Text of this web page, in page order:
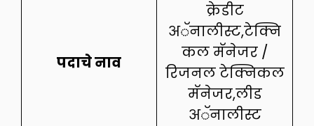
पदाचे नाव
क्रेडीट
अॅनालीस्ट,टेक्नि
कल मॅनेजर /
रिजनल टेक्निकल
मॅनेजर,लीड
अॅनालीस्ट